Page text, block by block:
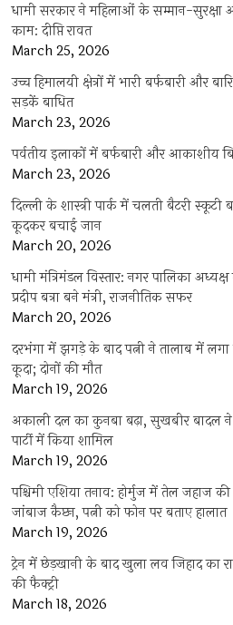
धामी सरकार ने महिलाओं के सम्मान-सुरक्षा
काम: दीप्ति रावत
March 25, 2026
उच्च हिमालयी क्षेत्रों में भारी बर्फबारी और
सड़कें बाधित
March 23, 2026
पर्वतीय इलाकों में बर्फबारी और आकाशीय
March 23, 2026
दिल्ली के शास्त्री पार्क में चलती बैटरी
कूदकर बचाई जान
March 20, 2026
धामी मंत्रिमंडल विस्तार: नगर पालिका
प्रदीप बत्रा बने मंत्री, राजनीतिक सफर
March 20, 2026
दरभंगा में झगड़े के बाद पत्नी ने तालाब में
कूदा; दोनों की मौत
March 19, 2026
अकाली दल का कुनबा बढ़ा, सुखबीर बादल
पार्टी में किया शामिल
March 19, 2026
पश्चिमी एशिया तनाव: होर्मुज में तेल जहाज
जांबाज कैप्टन, पत्नी को फोन पर बताए हालात
March 19, 2026
ट्रेन में छेड़खानी के बाद खुला लव जिहाद
की फैक्ट्री
March 18, 2026